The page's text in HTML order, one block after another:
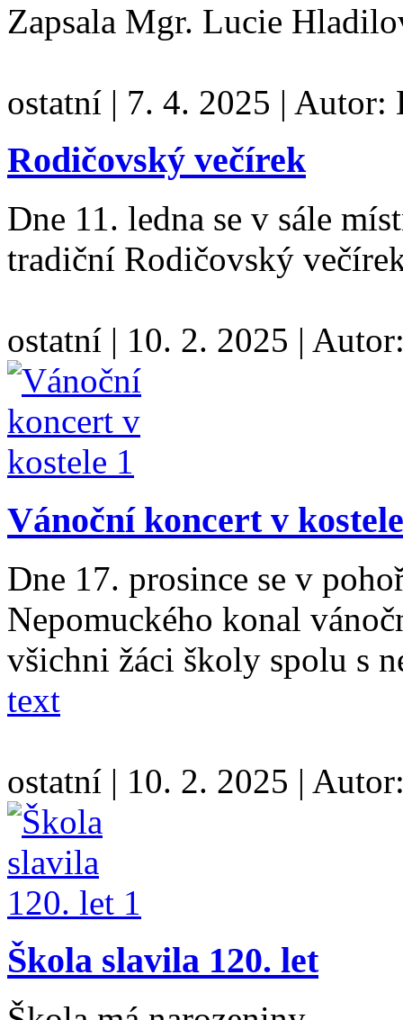
Zapsala Mgr. Lucie
ostatní | 7. 4. 2025 | Autor:
Rodičovský večírek
Dne 11. ledna se v sále
tradiční Rodičovský
ostatní | 10. 2. 2025 |
Vánoční koncert v kostele
Dne 17. prosince se v
Nepomuckého konal
všichni žáci školy spolu s
text
ostatní | 10. 2. 2025 |
Škola slavila 120. let